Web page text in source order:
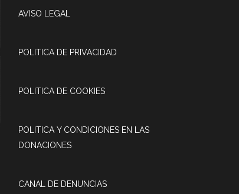
AVISO LEGAL
POLITICA DE PRIVACIDAD
POLITICA DE COOKIES
POLITICA Y CONDICIONES EN LAS
DONACIONES
CANAL DE DENUNCIAS